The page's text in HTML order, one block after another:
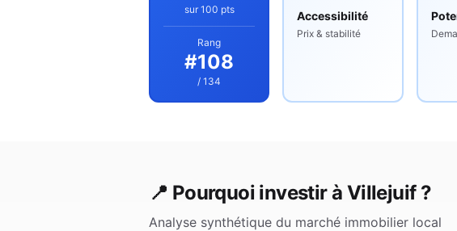
sur 100 pts
Rang
#108
/ 134
Accessibilité
Prix & stabilité
📍 Pourquoi investir à Villejuif?
Analyse synthétique du marché immobilier local